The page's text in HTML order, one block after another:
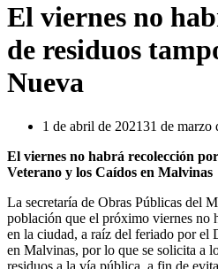
El viernes no
de residuos
Nueva
1 de abril de 202131 de marzo
El viernes no habrá recolección
Veterano y los Caídos en Malvinas
La secretaría de Obras Públicas del
población que el próximo viernes no
en la ciudad, a raíz del feriado por el
en Malvinas, por lo que se solicita a
residuos a la vía pública, a fin de